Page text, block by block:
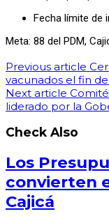
Fecha límite de
Meta: 88 del PDM,
Previous article
vacunados el fin
Next article
liderado por la
Check Also
Los
convierten
Cajicá